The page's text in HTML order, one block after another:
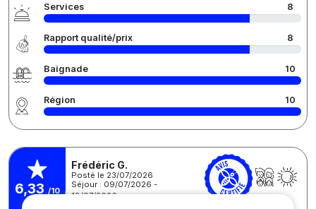
Services 8
Rapport qualité/prix 8
Baignade 10
Région 10
6,33 /10
Frédéric G.
Posté le 23/07/2026
Séjour : 09/07/2026 -
18/07/2026